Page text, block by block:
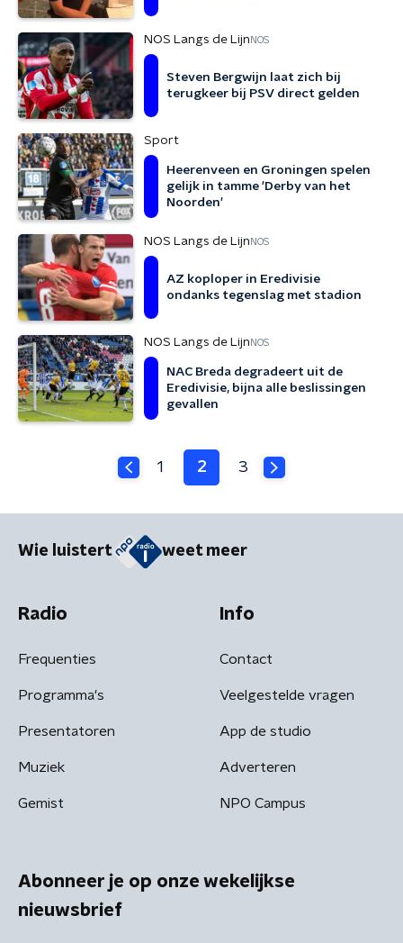
NOS Langs de Lijn NOS
Steven Bergwijn laat zich bij
terugkeer bij PSV direct gelden
Sport
Heerenveen en Groningen spelen
gelijk in tamme 'Derby van het
Noorden'
NOS Langs de Lijn NOS
AZ koploper in Eredivisie
ondanks tegenslag met stadion
NOS Langs de Lijn NOS
NAC Breda degradeert uit de
Eredivisie, bijna alle beslissingen
gevallen
1 2 3
Wie luistert weet meer
Radio
Frequenties
Programma's
Presentatoren
Muziek
Gemist
Info
Contact
Veelgestelde vragen
App de studio
Adverteren
NPO Campus
Abonneer je op onze wekelijkse
nieuwsbrief